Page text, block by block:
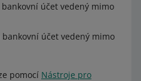
účet vedený mimo
bankovní účet vedený mimo
pomocí Nástroje pro